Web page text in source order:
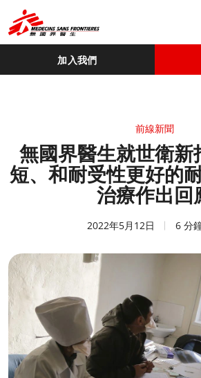
加入我們
前線新聞
無國界醫生就世衛新
短、和耐受性更好的
治療作出回
2022年5月12日 6 分